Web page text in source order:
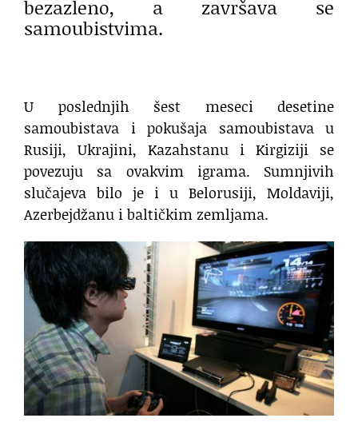
bezazleno, a završava se
samoubistvima.
U poslednjih šest meseci desetine
samoubistava i pokušaja samoubistava u
Rusiji, Ukrajini, Kazahstanu i Kirgiziji se
povezuju sa ovakvim igrama. Sumnjivih
slučajeva bilo je i u Belorusiji, Moldaviji,
Azerbejdžanu i baltičkim zemljama.